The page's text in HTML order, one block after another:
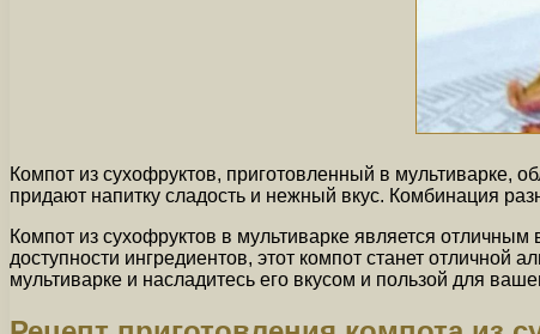
Компот из сухофруктов, приготовленный в
придают напитку сладость и нежный вкус. Комбинация
Компот из сухофруктов в мультиварке является
доступности ингредиентов, этот компот станет отличной
мультиварке и насладитесь его вкусом и пользой для